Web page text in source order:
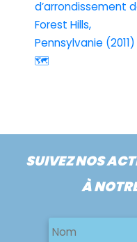
d’arrondissement
Forest Hills,
Pennsylvanie
🗺
SUIVEZ NOS
À
Nom